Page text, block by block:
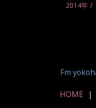
2014年
Fm
HOME